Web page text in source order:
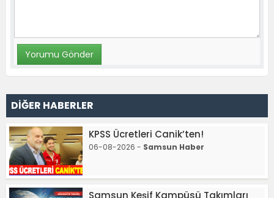
DİĞER HABERLER
KPSS Ücretleri Canik’ten!
06-08-2026 - Samsun Haber
Samsun Keşif Kampüsü Takımları